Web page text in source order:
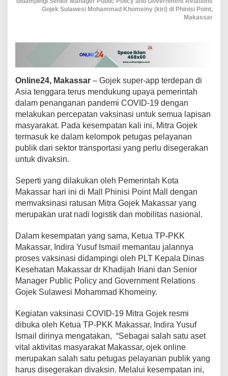
a
a
M
t
r
G
o
j
e
k
a
n
i
a
s
i
n
a
s
C
v
d
1
9
Gojek Sulawesi Mohammad Khomeiny (kiri) di Phinisi Point,
Makassar
Online24, Makassar – Gojek super-app terdepan di
Asia tenggara terus mendukung upaya pemerintah
dalam penanganan pandemi COVID-19 dengan
melakukan percepatan vaksinasi untuk semua lapisan
masyarakat. Pada kesempatan kali ini, Mitra Gojek
termasuk ke dalam kelompok petugas pelayanan
publik dari sektor transportasi yang perlu disegerakan
untuk divaksin.
Seperti yang dilakukan oleh Pemerintah Kota
Makassar hari ini di Mall Phinisi Point Mall dengan
memvaksinasi ratusan Mitra Gojek Makassar yang
merupakan urat nadi logistik dan mobilitas nasional.
Dalam kesempatan yang sama, Ketua TP-PKK
Makassar, Indira Yusuf Ismail memantau jalannya
proses vaksinasi didampingi oleh PLT Kepala Dinas
Kesehatan Makassar dr Khadijah Iriani dan Senior
Manager Public Policy and Government Relations
Gojek Sulawesi Mohammad Khomeiny.
Kegiatan vaksinasi COVID-19 Mitra Gojek resmi
dibuka oleh Ketua TP-PKK Makassar, Indira Yusuf
Ismail dirinya mengatakan, “Sebagai salah satu aset
vital aktivitas masyarakat Makassar, ojek online
merupakan salah satu petugas pelayanan publik yang
harus disegerakan divaksin. Melalui kesempatan ini,